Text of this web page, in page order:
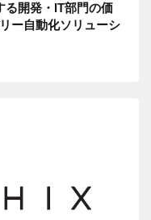
る開発・IT部門の価
ー自動化ソリューシ